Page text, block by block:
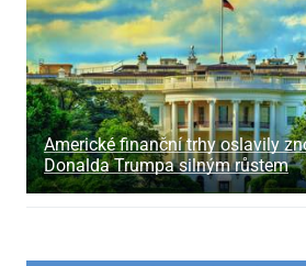
Americké finanční trhy oslavily
Donalda Trumpa silným růstem